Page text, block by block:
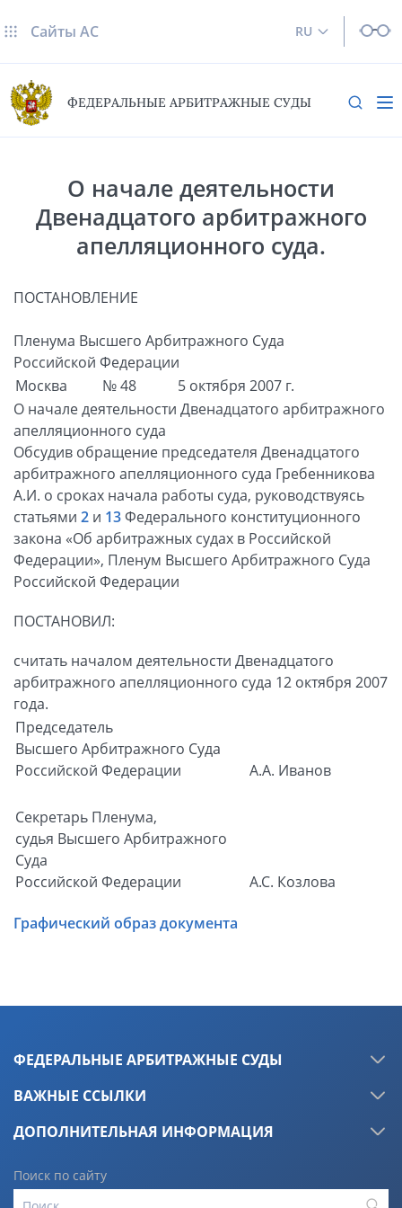
RU
Сайты AC
ФЕДЕРАЛЬНЫЕ АРБИТРАЖНЫЕ СУДЫ
О начале деятельности
Двенадцатого арбитражного
апелляционного суда.
ПОСТАНОВЛЕНИЕ
Пленума Высшего Арбитражного Суда
Российской Федерации
Москва
№ 48
5 октября 2007 г.
О начале деятельности Двенадцатого арбитражного
апелляционного суда
Обсудив обращение председателя Двенадцатого
арбитражного апелляционного суда Гребенникова
А.И. о сроках начала работы суда, руководствуясь
статьями 2 и 13Федерального конституционного
закона «Об арбитражных судах в Российской
Федерации», Пленум Высшего Арбитражного Суда
Российской Федерации
ПОСТАНОВИЛ:
считать началом деятельности Двенадцатого
арбитражного апелляционного суда 12 октября 2007
года.
Председатель
Высшего Арбитражного Суда
Российской Федерации
А.А. Иванов
Секретарь Пленума,
судья Высшего Арбитражного
Суда
Российской Федерации
А.С. Козлова
Графический образ документа
ФЕДЕРАЛЬНЫЕ АРБИТРАЖНЫЕ СУДЫ
ВАЖНЫЕ ССЫЛКИ
ДОПОЛНИТЕЛЬНАЯ ИНФОРМАЦИЯ
Поиск по сайту